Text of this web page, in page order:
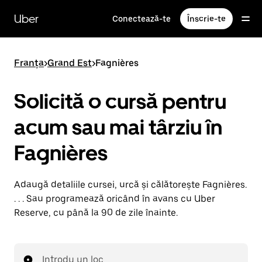
direct
conținutul
principal
Uber Conectează-te Înscrie-te
Franța>Grand Est>Fagnières
Solicită o cursă pentru
acum sau mai târziu în
Fagnières
Adaugă detaliile cursei, urcă și călătorește Fagnières.
. . . Sau programează oricând în avans cu Uber
Reserve, cu până la 90 de zile înainte.
Introdu un loc